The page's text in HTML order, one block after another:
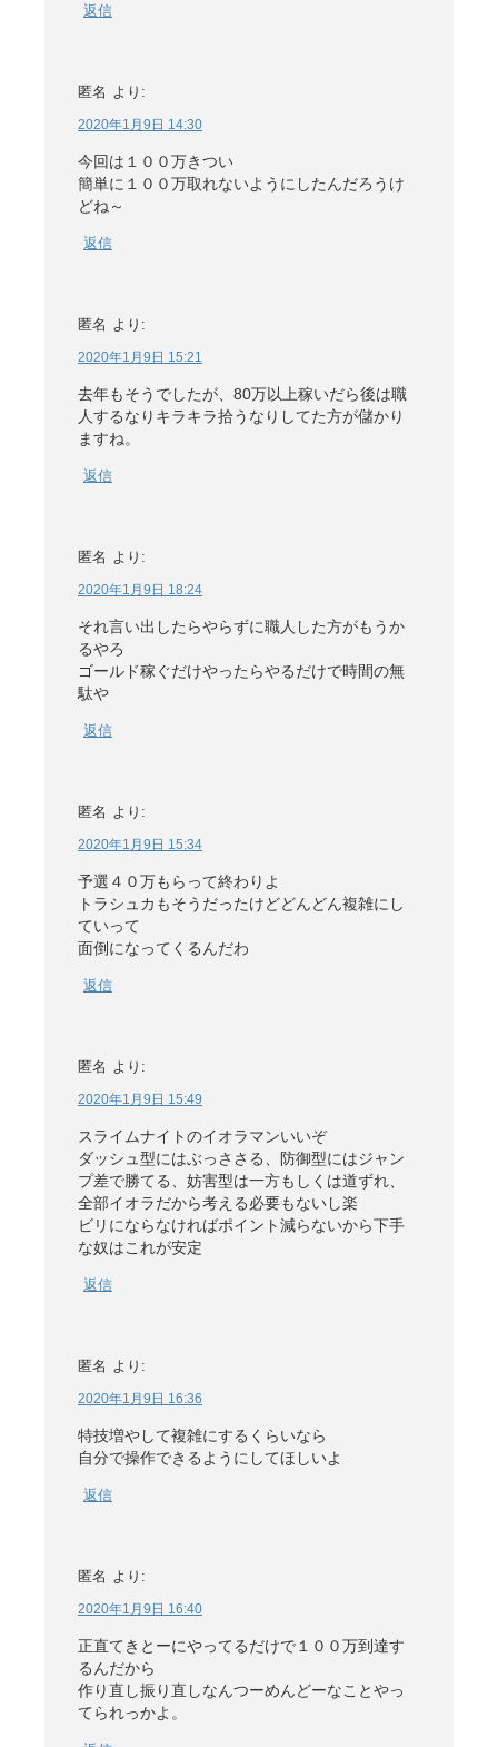
返信
匿名 より:
2020年1月9日 14:30
今回は１００万きつい
簡単に１００万取れないようにしたんだろうけ
どね～
返信
匿名 より:
2020年1月9日 15:21
去年もそうでしたが、80万以上稼いだら後は職
人するなりキラキラ拾うなりしてた方が儲かり
ますね。
返信
匿名 より:
2020年1月9日 18:24
それ言い出したらやらずに職人した方がもうか
るやろ
ゴールド稼ぐだけやったらやるだけで時間の無
駄や
返信
匿名 より:
2020年1月9日 15:34
予選４０万もらって終わりよ
トラシュカもそうだったけどどんどん複雑にし
ていって
面倒になってくるんだわ
返信
匿名 より:
2020年1月9日 15:49
スライムナイトのイオラマンいいぞ
ダッシュ型にはぶっささる、防御型にはジャン
プ差で勝てる、妨害型は一方もしくは道ずれ、
全部イオラだから考える必要もないし楽
ビリにならなければポイント減らないから下手
な奴はこれが安定
返信
匿名 より:
2020年1月9日 16:36
特技増やして複雑にするくらいなら
自分で操作できるようにしてほしいよ
返信
匿名 より:
2020年1月9日 16:40
正直てきとーにやってるだけで１００万到達す
るんだから
作り直し振り直しなんつーめんどーなことやっ
てられっかよ。